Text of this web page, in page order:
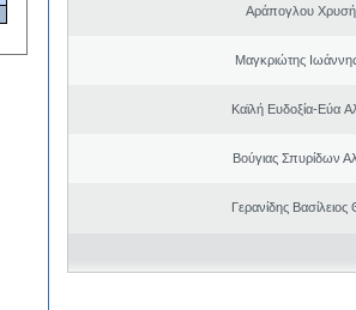
Αράπογλου Χρυσή
Μαγκριώτης
Καϊλή Ευδοξία-Εύα
Βούγιας Σπυρίδων
Γερανίδης